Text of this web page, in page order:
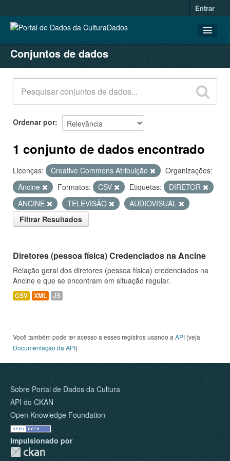
Entrar
CONJUNTOS DE DADOS
ORGANIZAÇÕES
GRUPOS
SOBRE
Conjuntos de dados
Ordenar por
1 conjunto de dados encontrado
Licenças: Creative Commons Atribuição
Organizações:
Ancine
Formatos: CSV Etiquetas:
DIRETOR
ANCINE
TELEVISÃO
AUDIOVISUAL
Filtrar Resultados
Diretores (pessoa física) Credenciados na Ancine
Relação geral dos diretores (pessoa física) credenciados na
Ancine e que se encontram em situação regular.
CSV XML JS
Você também pode ter acesso a esses registros usando a API (veja
Documentação da API).
Sobre Portal de Dados da Cultura
API do CKAN
Open Knowledge Foundation
Impulsionado por